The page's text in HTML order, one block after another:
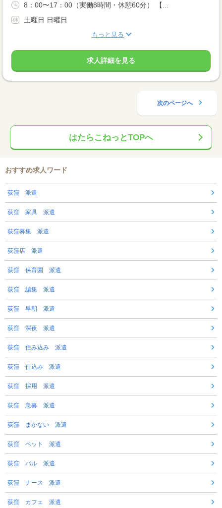
8：00〜17：00（実働8時間・休憩60分） 【...
土曜日 日曜日
もっと見る
求人詳細を見る
次のページへ
はたらこねっとTOPへ
おすすめ求人ワード
荻窪 派遣
荻窪 家具 派遣
荻窪募集 派遣
荻窪店 派遣
荻窪 保育園 派遣
荻窪 編集 派遣
荻窪 早朝 派遣
荻窪 深夜 派遣
荻窪 住み込み 派遣
荻窪 仕込み 派遣
荻窪 採用 派遣
荻窪 急募 派遣
荻窪 まかない 派遣
荻窪 ペット 派遣
荻窪 バル 派遣
荻窪 ナース 派遣
荻窪 カフェ 派遣